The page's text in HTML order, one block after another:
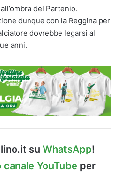
del Partenio.
dunque con la Reggina per
dovrebbe legarsi al
anni.
su WhatsApp!
canale YouTube per